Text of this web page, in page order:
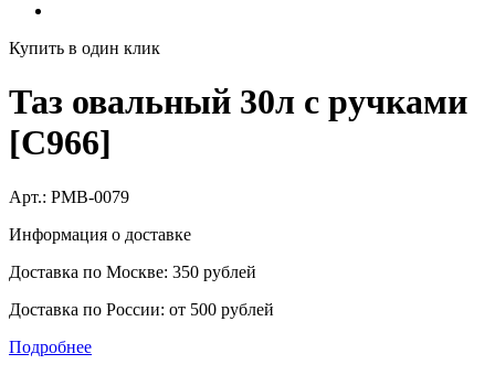
Купить в один клик
Таз овальный 30л с ручками
[C966]
Арт.: PMB-0079
Информация о доставке
Доставка по Москве: 350 рублей
Доставка по России: от 500 рублей
Подробнее